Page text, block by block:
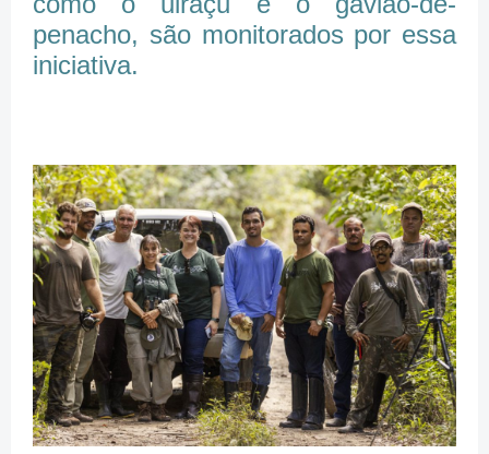
penacho, são monitorados por essa
iniciativa.